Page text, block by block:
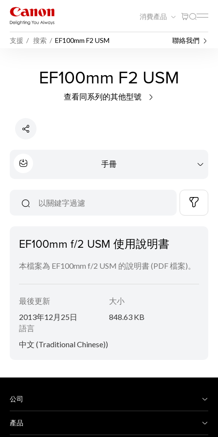
消費產品
支援 搜索 EF100mm F2 USM 聯絡我們
EF100mm F2 USM
查看同系列的其他型號
手冊
EF100mm f/2 USM 使用說明書
本檔案為 EF100mm f/2 USM 的說明書 (PDF 檔案)。
最後更新
2013年12月25日
大小
848.63 KB
語言
中文 (Traditional Chinese))
公司
產品